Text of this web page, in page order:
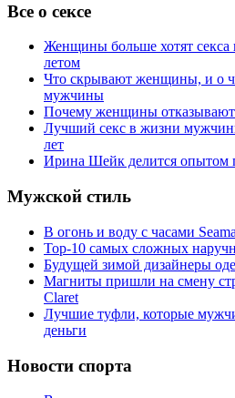
Все о сексе
Женщины больше хотят
летом
Что скрывают женщины, и о
мужчины
Почему женщины отказывают
Лучший секс в жизни
лет
Ирина Шейк делится опытом
Мужской стиль
В огонь и воду с часами
Top-10 самых сложных
Будущей зимой дизайнеры
Магниты пришли на смену
Claret
Лучшие туфли, которые
деньги
Новости спорта